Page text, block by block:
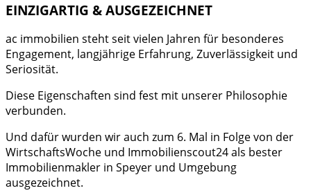
EINZIGARTIG & AUSGEZEICHNET
ac immobilien steht seit vielen Jahren für besonderes
Engagement, langjährige Erfahrung, Zuverlässigkeit und
Seriosität.
Diese Eigenschaften sind fest mit unserer Philosophie
verbunden.
Und dafür wurden wir auch zum 6. Mal in Folge von der
WirtschaftsWoche und Immobilienscout24 als bester
Immobilienmakler in Speyer und Umgebung
ausgezeichnet.